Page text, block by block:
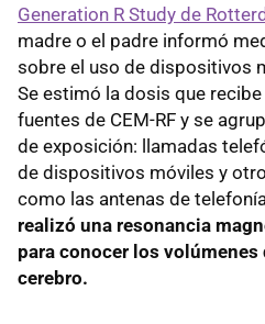
Generation R Study de
madre o el padre informó
sobre el uso de dispositivos
Se estimó la dosis que
fuentes de CEM-RF y se
de exposición: llamadas
de dispositivos móviles y
como las antenas de
realizó una resonancia
para conocer los
cerebro.